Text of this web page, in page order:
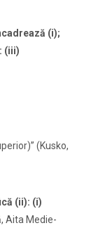
(i);
(iii)
(Kusko,
(ii): (i)
Aita Medie-